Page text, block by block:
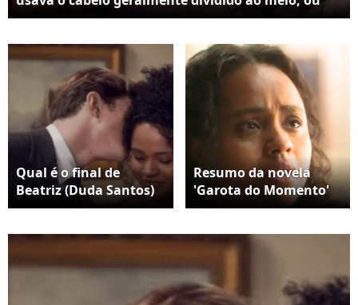
com acessórios.
Qual é o final de
Beatriz (Duda Santos)
em 'Garota do
tem casamento
marcado com Beto
(Pedro Novaes), fica
grávida e adota uma
Resumo da novela
'Garota do Momento'
tem Beatriz com medo
presa.